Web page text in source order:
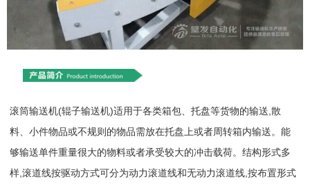
滚筒输送机(辊子输送机)适用于各类箱包、托盘等货物的输送,散
料、小件物品或不规则的物品需放在托盘上或者周转箱内输送。能
够输送单件重量很大的物料或者承受较大的冲击载荷。结构形式多
样,滚道线按驱动方式可分为动力滚道线和无动力滚道线,按布置形式